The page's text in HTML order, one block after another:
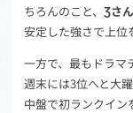
ちろんのこと、Ʒさん
安定した強さで上位
一方で、最もドラマ
週末には3位へと大
中盤で初ランクイ